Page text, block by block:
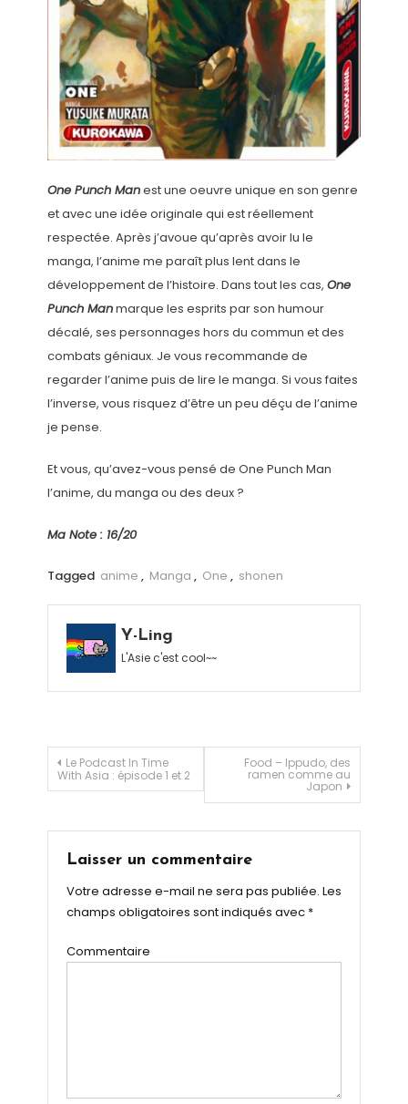
One Punch Manest une oeuvre unique en son genre
et avec une idée originale qui est réellement
respectée. Après j’avoue qu’après avoir lu le
manga, l’anime me paraît plus lent dans le
développement de l’histoire. Dans tout les cas, One
Punch Manmarque les esprits par son humour
décalé, ses personnages hors du commun et des
combats géniaux. Je vous recommande de
regarder l’anime puis de lire le manga. Si vous faites
l’inverse, vous risquez d’être un peu déçu de l’anime
je pense.
Et vous, qu’avez-vous pensé de One Punch Man
l’anime, du manga ou des deux ?
Ma Note : 16/20
Tagged anime , Manga , One , shonen
Y-Ling
L'Asie c'est cool~~
Navigation de l’article
Le Podcast In Time
With Asia : épisode 1 et 2
Food – Ippudo, des
ramen comme au
Japon
Laisser un commentaire
Votre adresse e-mail ne sera pas publiée. Les
champs obligatoires sont indiqués avec *
Commentaire